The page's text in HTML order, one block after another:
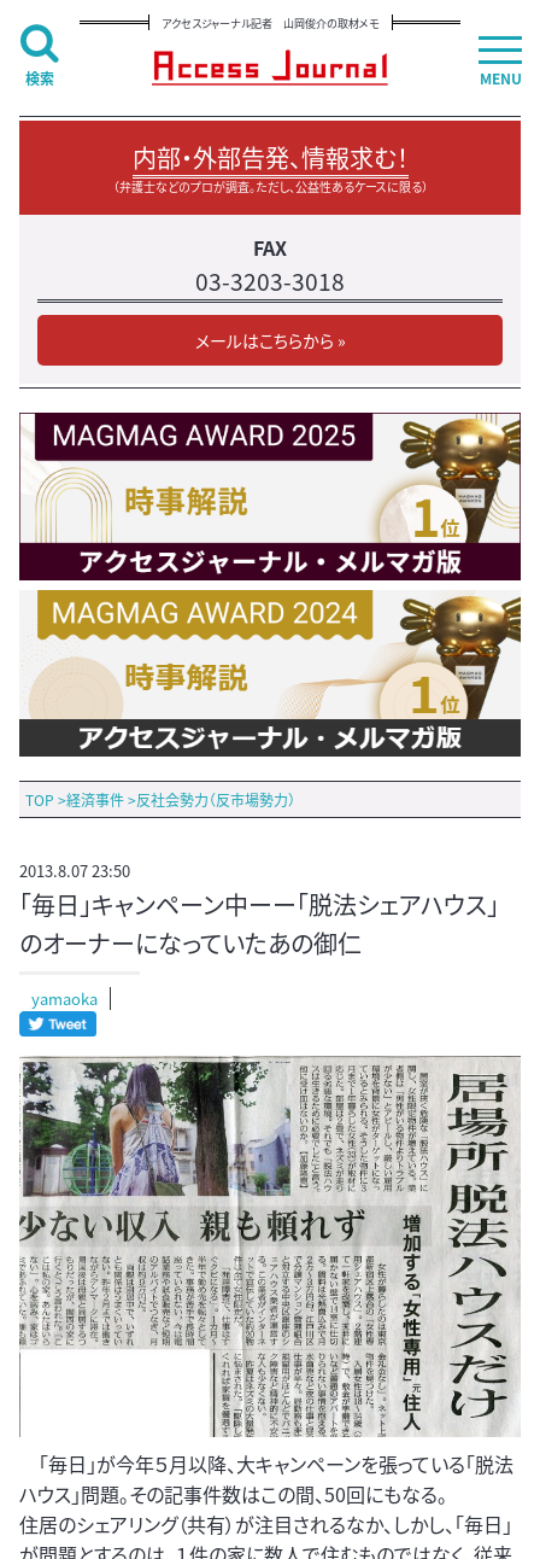
アクセスジャーナル記者 山岡俊介の取材メモ
内部・外部告発、情報求む！
（弁護士などのプロが調査。ただし、公益性あるケースに限る）
FAX
03-3203-3018
メールはこちらから »
TOP >経済事件>反社会勢力（反市場勢力）
2013.8.07 23:50
「毎日」キャンペーン中ーー「脱法シェアハウス」
のオーナーになっていたあの御仁
yamaoka
「毎日」が今年５月以降、大キャンペーンを張っている「脱法
ハウス」問題。その記事件数はこの間、50回にもなる。
住居のシェアリング（共有）が注目されるなか、しかし、「毎日」
MENU
検索